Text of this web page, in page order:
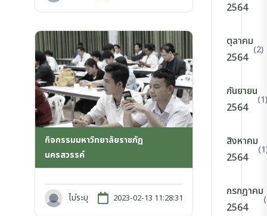
กิจกรรมมหาวิทยาลัยราชภัฏ
นครสวรรค์
ไม่ระบุ 2023-02-13 11:28:31
2564
ตุลาคม
2564
(2)
กันยายน
2564
(1)
สิงหาคม
2564
กรกฎาคม
2564